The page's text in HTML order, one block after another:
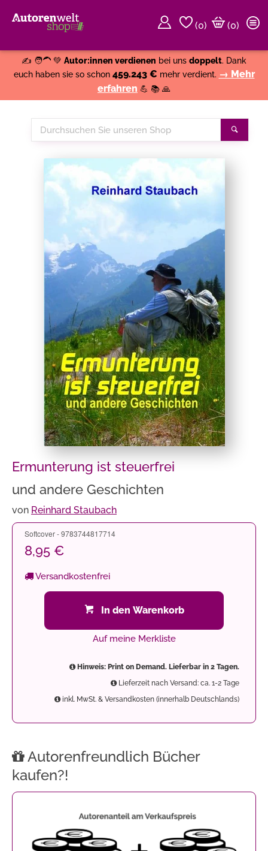
(0)
(0)
✍️ 🧑‍🦱 💚 Autor:innen verdienen bei uns doppelt. Dank
euch haben sie so schon 459.243 € mehr verdient. → Mehr
erfahren 💪 📚 🙏
Durchsuchen
Sie
Ermunterung ist steuerfrei
und andere Geschichten
von Reinhard Staubach
Softcover - 9783744817714
8,95 €
Versandkostenfrei
In den Warenkorb
Auf meine Merkliste
Hinweis: Print on Demand. Lieferbar in 2 Tagen.
Lieferzeit nach Versand: ca. 1-2 Tage
inkl. MwSt. & Versandkosten (innerhalb Deutschlands)
Autorenfreundlich Bücher
kaufen?!